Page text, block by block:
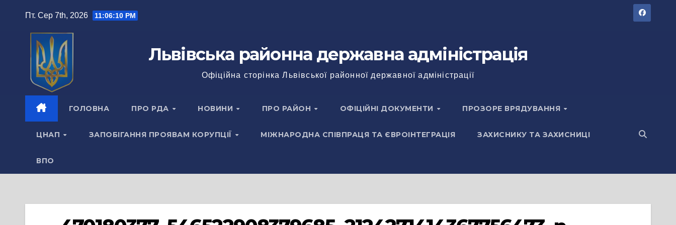
Пт. Сер 7th, 2026 11:06:10 PM
Львівська районна державна адміністрація
Офіційна сторінка Львівської районної державної адміністрації
ГОЛОВНА ПРО РДА НОВИНИ ПРО РАЙОН ОФІЦІЙНІ ДОКУМЕНТИ ПРОЗОРЕ ВРЯДУВАННЯ
ЦНАП ЗАПОБІГАННЯ ПРОЯВАМ КОРУПЦІЇ МІЖНАРОДНА СПІВПРАЦЯ ТА ЄВРОІНТЕГРАЦІЯ ЗАХИСНИКУ ТА ЗАХИСНИЦІ
ВПО